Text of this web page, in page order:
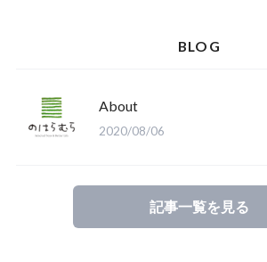
BLOG
About
2020/08/06
記事一覧を見る